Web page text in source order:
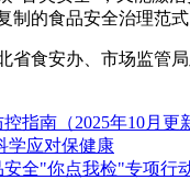
制的食品安全治理范式
省食安办、市场监管
指南（2025年10月更
学应对保健康
安全"你点我检"专项行